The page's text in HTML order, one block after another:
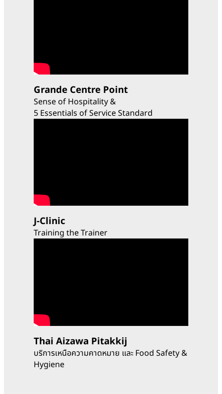
Grande Centre Point
Sense of Hospitality &
5 Essentials of Service Standard
J-Clinic
Training the Trainer
Thai Aizawa Pitakkij
บริการเหนือความคาดหมาย และ Food Safety &
Hygiene